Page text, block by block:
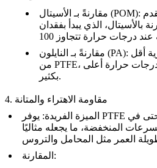
مقارنةً بـ الأسيتال (POM): يقدم PTFE أداءً أفضل بكثير في
بالأسيتال، الذي يبدأ بفقدان
عند درجات حرارة تتجاوز
مقارنةً بـ النايلون (PA): يمتلك النايلون مقاومة حرارية أقل
من PTFE، الذي يظل مستقرًا عند درجات حرارة أعلى
بكثير.
4. مقاومة الاهتراء والمتانة
الميزة الفريدة: يوفر PTFE مقاومة ممتازة للاهتراء حتى في
المنخفضة، ما يجعله مثاليًا
المقارنة :